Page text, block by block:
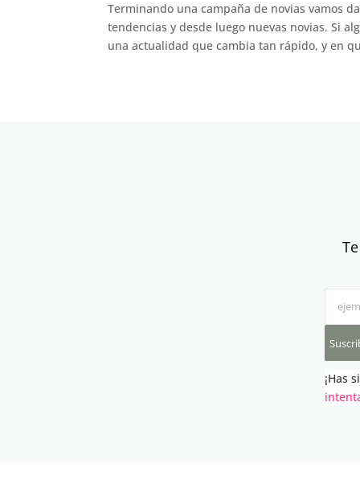
Terminando una campaña de novias vamos
tendencias y desde luego nuevas novias. Si
una actualidad que cambia tan rápido, y en
¡Has